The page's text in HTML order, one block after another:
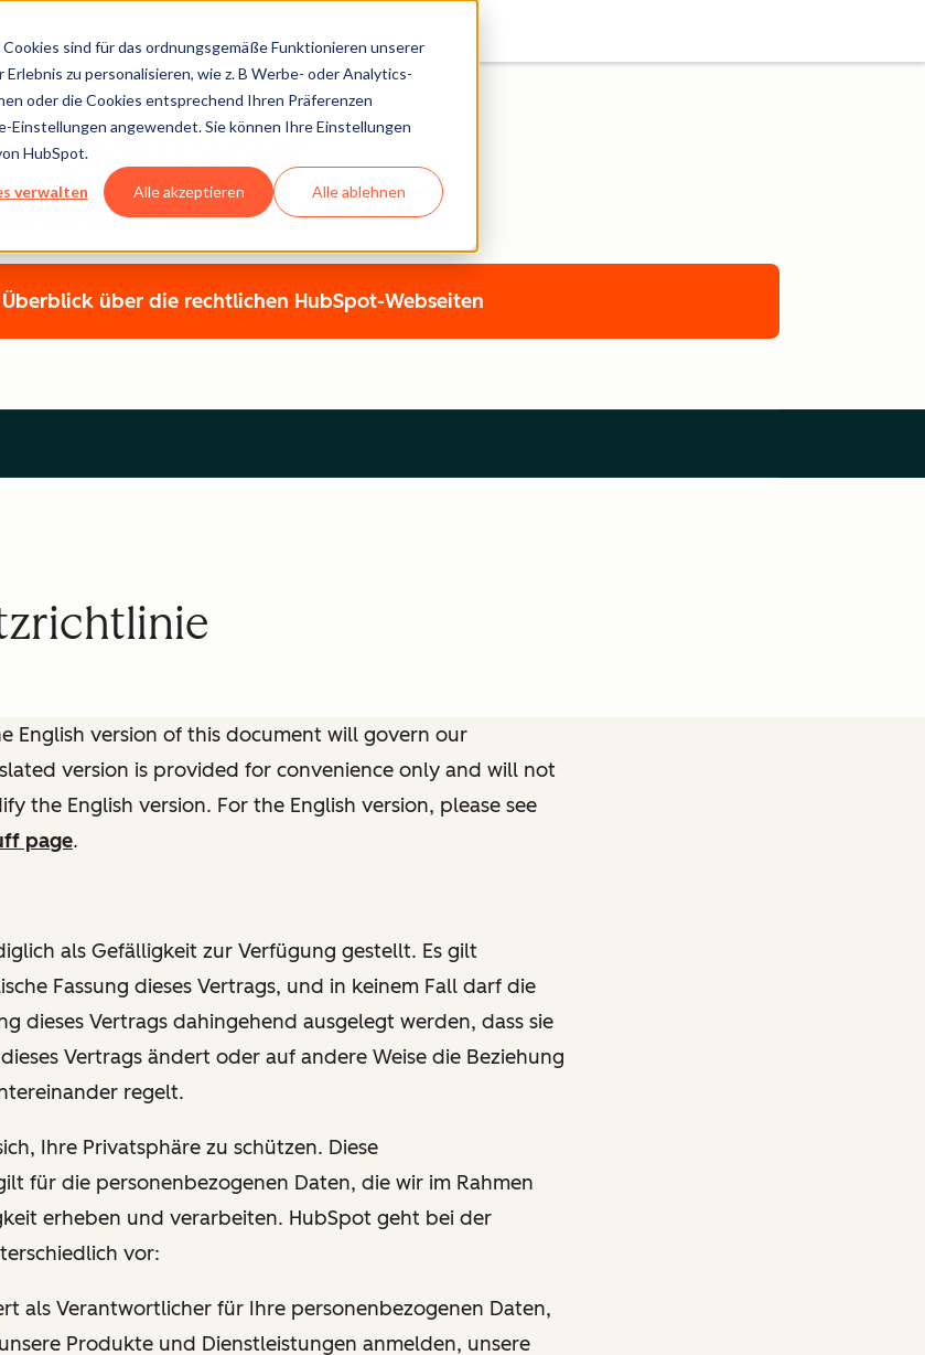
sind für das ordnungsgemäße Funktionieren unserer
zu personalisieren, wie z. B Werbe- oder Analytics-
oder die Cookies entsprechend Ihren Präferenzen
angewendet. Sie können Ihre Einstellungen
HubSpot.
verwalten Alle akzeptieren Alle ablehnen
Legal Center
DATENSCHUTZRICHTLINIE
über die rechtlichen HubSpot-Webseiten
English version of this document will govern our
version is provided for convenience only and will not
the English version. For the English version, please see
page.
als Gefälligkeit zur Verfügung gestellt. Es gilt
Fassung dieses Vertrags, und in keinem Fall darf die
dieses Vertrags dahingehend ausgelegt werden, dass sie
Vertrags ändert oder auf andere Weise die Beziehung
regelt.
Ihre Privatsphäre zu schützen. Diese
für die personenbezogenen Daten, die wir im Rahmen
erheben und verarbeiten. HubSpot geht bei der
vor:
als Verantwortlicher für Ihre personenbezogenen Daten,
Produkte und Dienstleistungen anmelden, unsere